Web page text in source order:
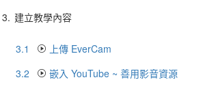
3. 建立教學內容
3.1
上傳 EverCam
3.2
嵌入 YouTube ~ 善用影音資源